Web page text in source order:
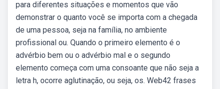
para diferentes situações e momentos que vão
demonstrar o quanto você se importa com a chegada
de uma pessoa, seja na família, no ambiente
profissional ou. Quando o primeiro elemento é o
advérbio bem ou o advérbio mal e o segundo
elemento começa com uma consoante que não seja a
letra h, ocorre aglutinação, ou seja, os. Web42 frases